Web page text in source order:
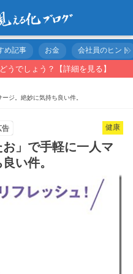
め記事 お金 会社員のヒント
うでしょう？【詳細を見る】
ジ。絶妙に気持ち良い件。
健康
告
」で手軽に一人マ
い件。